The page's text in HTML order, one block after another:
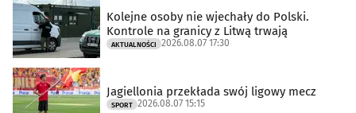
Kolejne osoby nie wjechały do Polski.
Kontrole na granicy z Litwą trwają
AKTUALNOŚCI 2026.08.07 17:30
Jagiellonia przekłada swój ligowy mecz
SPORT 2026.08.07 15:15